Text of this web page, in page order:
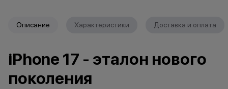
характер.
договора купли-продажи по
нарушение правил акции, иные
характер.
Описание Характеристики Доставка и оплата
iPhone 17 - эталон нового
поколения